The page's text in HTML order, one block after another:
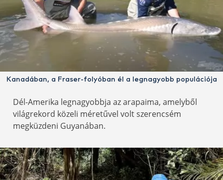
Kanadában, a Fraser-folyóban él a legnagyobb populációja
Dél-Amerika legnagyobbja az arapaima, amelyből
világrekord közeli méretűvel volt szerencsém
megküzdeni Guyanában.